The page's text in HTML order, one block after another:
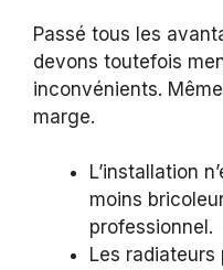
Passé tous les
devons toutefois
inconvénients.
marge.
L’installation
moins
professionnel.
Les